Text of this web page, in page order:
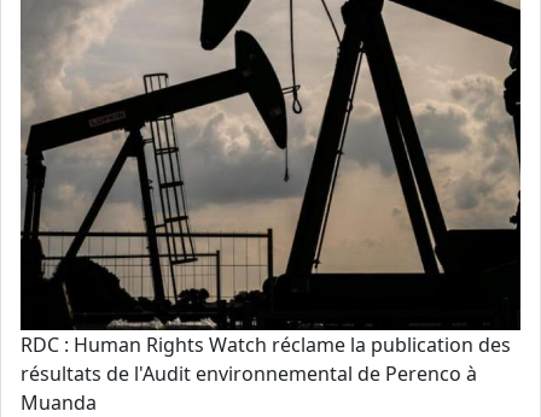
RDC : Human Rights Watch réclame la publication des
résultats de l'Audit environnemental de Perenco à
Muanda